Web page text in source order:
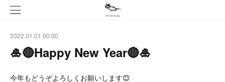
2022.01.01 00:00
🎍🔴Happy New Year🔴🎍
今年もどうぞよろしくお願いします😊